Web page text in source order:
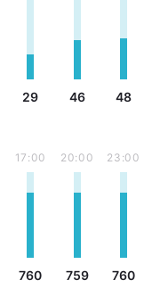
29 46 48
17:00
760
20:00
759
23:00
760